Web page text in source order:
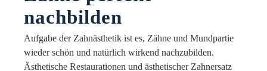
nachbilden
Aufgabe der Zahnästhetik ist es, Zähne und Mundpartie
wieder schön und natürlich wirkend nachzubilden.
Ästhetische Restaurationen und ästhetischer Zahnersatz